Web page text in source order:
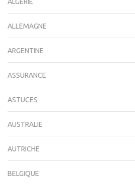
ALGÉRIE
ALLEMAGNE
ARGENTINE
ASSURANCE
ASTUCES
AUSTRALIE
AUTRICHE
BELGIQUE